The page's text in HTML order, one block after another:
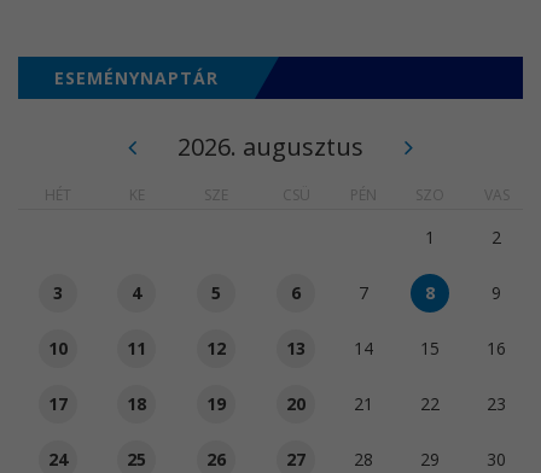
ESEMÉNYNAPTÁR
2026. augusztus
HÉT KE SZE CSÜ PÉN SZO VAS
1 2
3 4 5 6 7 8 9
10 11 12 13 14 15 16
17 18 19 20 21 22 23
24 25 26 27 28 29 30